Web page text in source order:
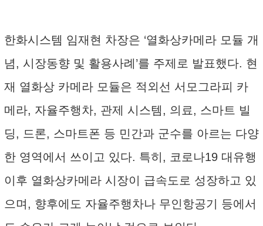
한화시스템 임재현 차장은 ‘열화상카메라 모듈 개
념, 시장동향 및 활용사례’를 주제로 발표했다. 현
재 열화상 카메라 모듈은 적외선 서모그라피 카
메라, 자율주행차, 관제 시스템, 의료, 스마트 빌
딩, 드론, 스마트폰 등 민간과 군수를 아르는 다양
한 영역에서 쓰이고 있다. 특히, 코로나19 대유행
이후 열화상카메라 시장이 급속도로 성장하고 있
으며, 향후에도 자율주행차나 무인항공기 등에서